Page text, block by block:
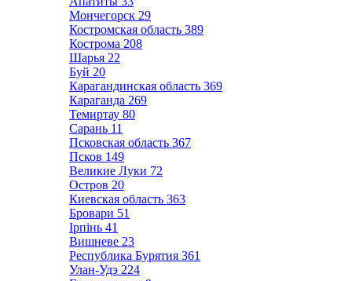
Мончегорск 29
Костромская область 389
Кострома 208
Шарья 22
Буй 20
Карагандинская область 369
Караганда 269
Темиртау 80
Сарань 11
Псковская область 367
Псков 149
Великие Луки 72
Остров 20
Киевская область 363
Бровари 51
Ірпінь 41
Вишневе 23
Республика Бурятия 361
Улан-Удэ 224